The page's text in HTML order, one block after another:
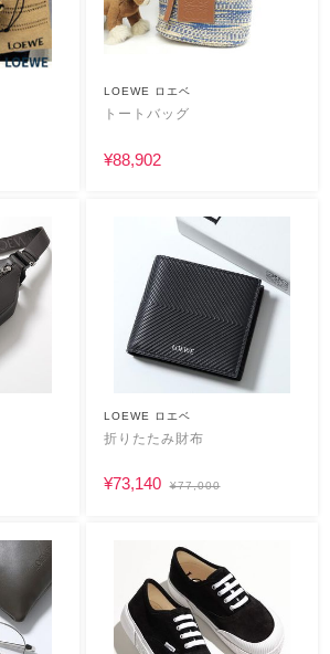
LOEWE ロエベ
トートバッグ
¥88,902
LOEWE ロエベ
折りたたみ財布
¥73,140 ¥77,000